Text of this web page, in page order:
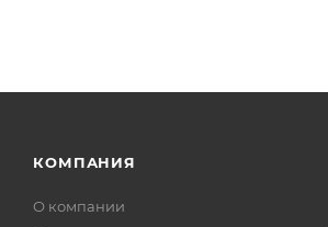
КОМПАНИЯ
О компании